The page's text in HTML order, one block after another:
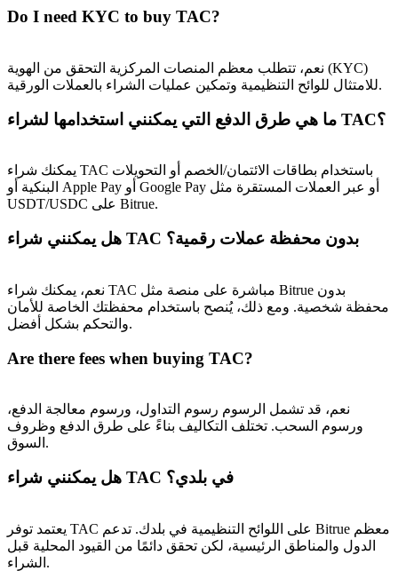
Do I need KYC to buy TAC?
نعم، تتطلب معظم المنصات المركزية التحقق من الهوية (KYC)
للامتثال للوائح التنظيمية وتمكين عمليات الشراء بالعملات الورقية.
ما هي طرق الدفع التي يمكنني استخدامها لشراء TAC؟
يمكنك شراء TAC باستخدام بطاقات الائتمان/الخصم أو التحويلات
البنكية أو Apple Pay أو Google Pay أو عبر العملات المستقرة مثل
USDT/USDC على Bitrue.
هل يمكنني شراء TAC بدون محفظة عملات رقمية؟
نعم، يمكنك شراء TAC مباشرة على منصة مثل Bitrue بدون
محفظة شخصية. ومع ذلك، يُنصح باستخدام محفظتك الخاصة للأمان
والتحكم بشكل أفضل.
Are there fees when buying TAC?
نعم، قد تشمل الرسوم رسوم التداول، ورسوم معالجة الدفع،
ورسوم السحب. تختلف التكاليف بناءً على طرق الدفع وظروف
السوق.
هل يمكنني شراء TAC في بلدي؟
يعتمد توفر TAC على اللوائح التنظيمية في بلدك. تدعم Bitrue معظم
الدول والمناطق الرئيسية، لكن تحقق دائمًا من القيود المحلية قبل
الشراء.